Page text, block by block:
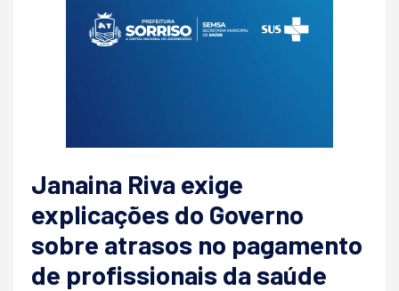
Janaina Riva exige
explicações do Governo
sobre atrasos no pagamento
de profissionais da saúde